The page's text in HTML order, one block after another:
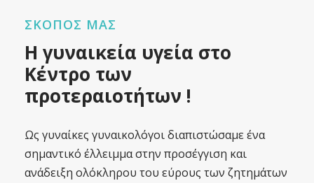
ΣΚΟΠΟΣ ΜΑΣ
Η γυναικεία υγεία στο
Κέντρο των
προτεραιοτήτων !
Ως γυναίκες γυναικολόγοι διαπιστώσαμε ένα
σημαντικό έλλειμμα στην προσέγγιση και
ανάδειξη ολόκληρου του εύρους των ζητημάτων